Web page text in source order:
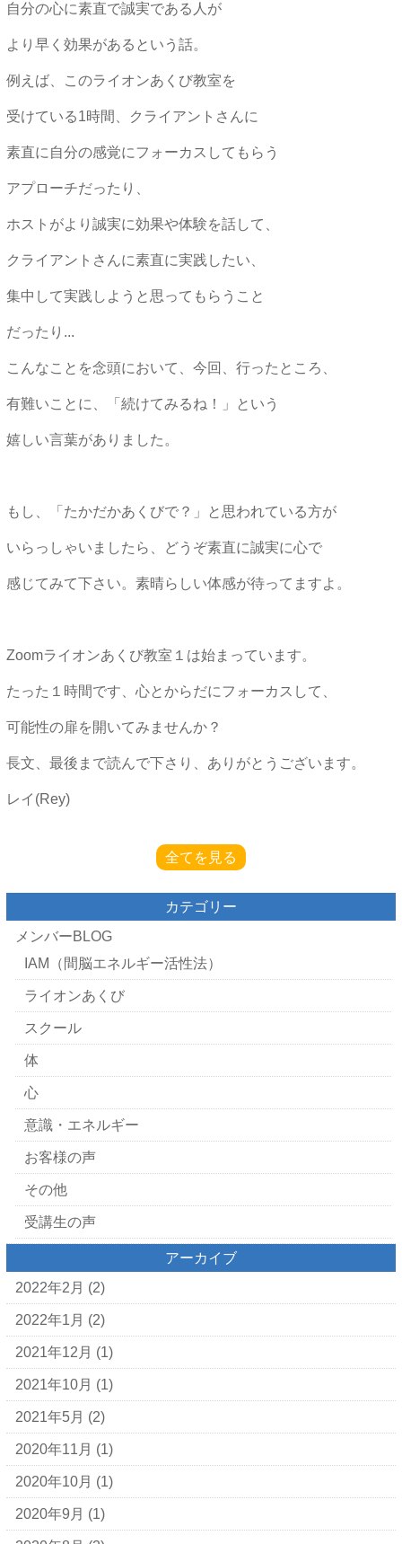
自分の心に素直で誠実である人が
より早く効果があるという話。
例えば、このライオンあくび教室を
受けている1時間、クライアントさんに
素直に自分の感覚にフォーカスしてもらう
アプローチだったり、
ホストがより誠実に効果や体験を話して、
クライアントさんに素直に実践したい、
集中して実践しようと思ってもらうこと
だったり...
こんなことを念頭において、今回、行ったところ、
有難いことに、「続けてみるね！」という
嬉しい言葉がありました。
もし、「たかだかあくびで？」と思われている方が
いらっしゃいましたら、どうぞ素直に誠実に心で
感じてみて下さい。素晴らしい体感が待ってますよ。
Zoomライオンあくび教室１は始まっています。
たった１時間です、心とからだにフォーカスして、
可能性の扉を開いてみませんか？
長文、最後まで読んで下さり、ありがとうございます。
レイ(Rey)
全てを見る
カテゴリー
メンバーBLOG
IAM（間脳エネルギー活性法）
ライオンあくび
スクール
体
心
意識・エネルギー
お客様の声
その他
受講生の声
アーカイブ
2022年2月 (2)
2022年1月 (2)
2021年12月 (1)
2021年10月 (1)
2021年5月 (2)
2020年11月 (1)
2020年10月 (1)
2020年9月 (1)